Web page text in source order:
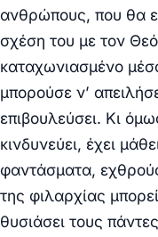
ανθρώπους, που θα
σχέση του με τον
καταχωνιασμένο
μπορούσε ν’
επιβουλεύσει. Κι
κινδυνεύει, έχει
φαντάσματα,
της φιλαρχίας
θυσιάσει τους